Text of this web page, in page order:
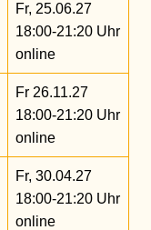
Fr, 25.06.27
18:00-21:20 Uhr
online
Fr 26.11.27
18:00-21:20 Uhr
online
Fr, 30.04.27
18:00-21:20 Uhr
online